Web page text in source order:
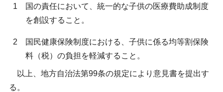
1
国の責任において、統一的な子供の医療費助成制度
を創設すること。
2
国民健康保険制度における、子供に係る均等割保険
料（税）の負担を軽減すること。
以上、地方自治法第99条の規定により意見書を提出す
る。